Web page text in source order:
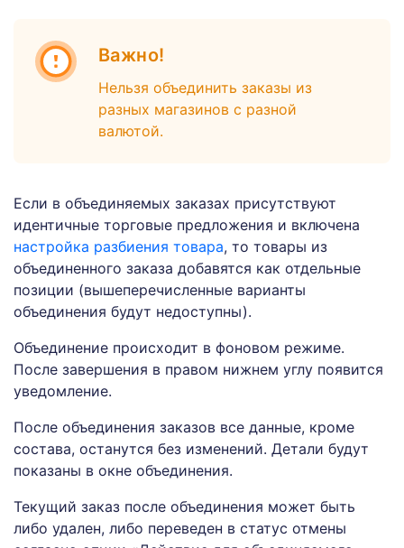
Важно!
Нельзя объединить заказы из
разных магазинов с разной
валютой.
Если в объединяемых заказах присутствуют
идентичные торговые предложения и включена
настройка разбиения товара, то товары из
объединенного заказа добавятся как отдельные
позиции (вышеперечисленные варианты
объединения будут недоступны).
Объединение происходит в фоновом режиме.
После завершения в правом нижнем углу появится
уведомление.
После объединения заказов все данные, кроме
состава, останутся без изменений. Детали будут
показаны в окне объединения.
Текущий заказ после объединения может быть
либо удален, либо переведен в статус отмены